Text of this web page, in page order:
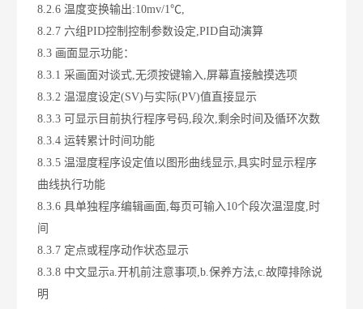
8.2.6 温度变换输出:10mv/1℃,
8.2.7 六组PID控制控制参数设定,PID自动演算
8.3 画面显示功能：
8.3.1 采画面对谈式,无须按键输入,屏幕直接触摸选项
8.3.2 温湿度设定(SV)与实际(PV)值直接显示
8.3.3 可显示目前执行程序号码,段次,剩余时间及循环次数
8.3.4 运转累计时间功能
8.3.5 温湿度程序设定值以图形曲线显示,具实时显示程序
曲线执行功能
8.3.6 具单独程序编辑画面,每页可输入10个段次温湿度,时
间
8.3.7 定点或程序动作状态显示
8.3.8 中文显示a.开机前注意事项,b.保养方法,c.故障排除说
明